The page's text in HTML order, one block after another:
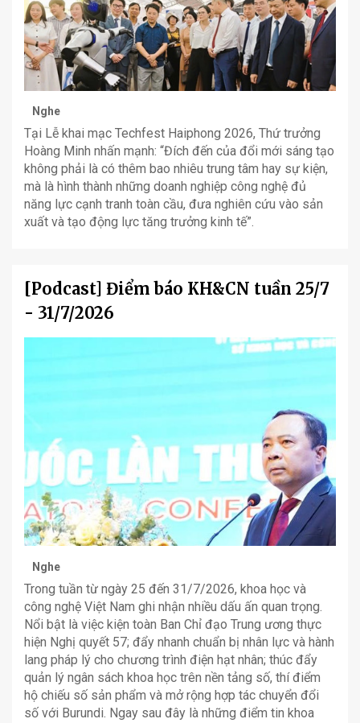
Nghe
Tại Lễ khai mạc Techfest Haiphong 2026, Thứ trưởng
Hoàng Minh nhấn mạnh: “Đích đến của đổi mới sáng tạo
không phải là có thêm bao nhiêu trung tâm hay sự kiện,
mà là hình thành những doanh nghiệp công nghệ đủ
năng lực cạnh tranh toàn cầu, đưa nghiên cứu vào sản
xuất và tạo động lực tăng trưởng kinh tế”.
[Podcast] Điểm báo KH&CN tuần 25/7
- 31/7/2026
Nghe
Trong tuần từ ngày 25 đến 31/7/2026, khoa học và
công nghệ Việt Nam ghi nhận nhiều dấu ấn quan trọng.
Nổi bật là việc kiện toàn Ban Chỉ đạo Trung ương thực
hiện Nghị quyết 57; đẩy nhanh chuẩn bị nhân lực và hành
lang pháp lý cho chương trình điện hạt nhân; thúc đẩy
quản lý ngân sách khoa học trên nền tảng số, thí điểm
hộ chiếu số sản phẩm và mở rộng hợp tác chuyển đổi
số với Burundi. Ngay sau đây là những điểm tin khoa